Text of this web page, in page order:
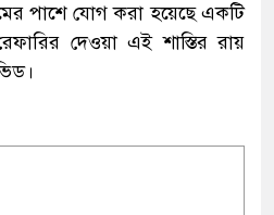
পাশে যোগ করা হয়েছে একটি
দেওয়া এই শাস্তির রায়